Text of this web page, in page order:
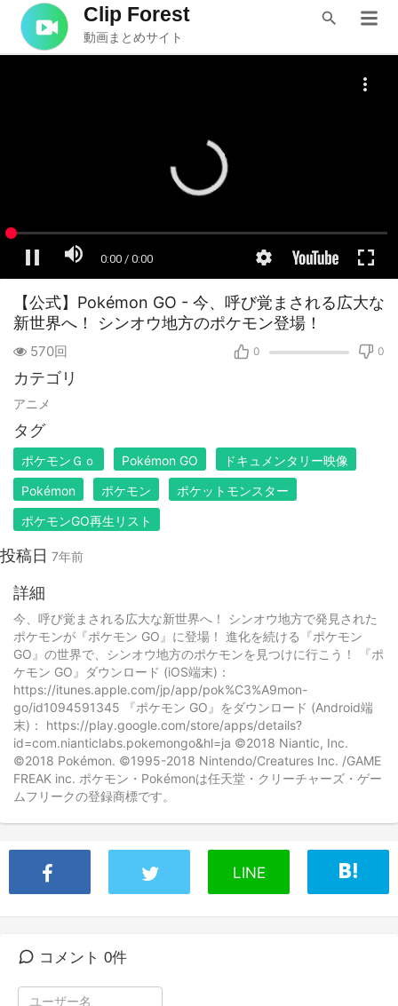
Clip Forest
動画まとめサイト
【公式】Pokémon GO - 今、呼び覚まされる広大な
新世界へ！ シンオウ地方のポケモン登場！
0 0
570回
カテゴリ
アニメ
タグ
ポケモンＧｏ Pokémon GO
ドキュメンタリー映像
Pokémon
ポケモン
ポケットモンスター
ポケモンGO再生リスト
投稿日 7年前
詳細
今、呼び覚まされる広大な新世界へ！ シンオウ地方で発見された
ポケモンが『ポケモン GO』に登場！ 進化を続ける『ポケモン
GO』の世界で、シンオウ地方のポケモンを見つけに行こう！ 『ポ
ケモン GO』ダウンロード (iOS端末)：
https://itunes.apple.com/jp/app/pok%C3%A9mon-
go/id1094591345 『ポケモン GO』をダウンロード (Android端
末)： https://play.google.com/store/apps/details?
id=com.nianticlabs.pokemongo&hl=ja ©2018 Niantic, Inc.
©2018 Pokémon. ©1995-2018 Nintendo/Creatures Inc. /GAME
FREAK inc. ポケモン・Pokémonは任天堂・クリーチャーズ・ゲー
ムフリークの登録商標です。
LINE
コメント 0件